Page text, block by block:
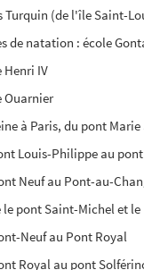
Turquin (de l'île Saint-
de natation : école
Henri IV
Ouarnier
à Paris, du pont
Louis-Philippe au
Neuf au Pont-au-
le pont Saint-Michel et
Neuf au Pont Royal
Royal au pont